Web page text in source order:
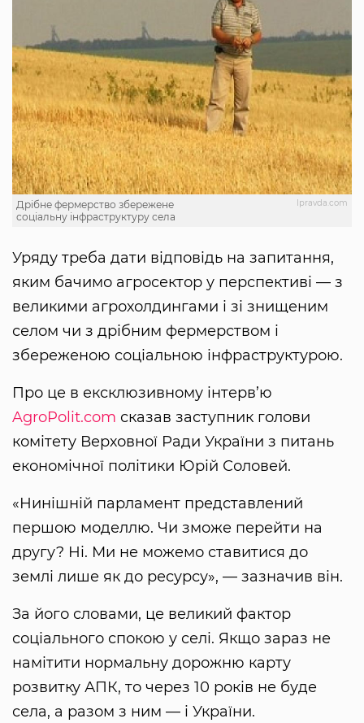
lpravda.com
Дрібне фермерство збережене
соціальну інфраструктуру села
Уряду треба дати відповідь на запитання,
яким бачимо агросектор у перспективі — з
великими агрохолдингами і зі знищеним
селом чи з дрібним фермерством і
збереженою соціальною інфраструктурою.
Про це в ексклюзивному інтерв’ю
AgroPolit.com сказав заступник голови
комітету Верховної Ради України з питань
економічної політики Юрій Соловей.
«Нинішній парламент представлений
першою моделлю. Чи зможе перейти на
другу? Ні. Ми не можемо ставитися до
землі лише як до ресурсу», — зазначив він.
За його словами, це великий фактор
соціального спокою у селі. Якщо зараз не
намітити нормальну дорожню карту
розвитку АПК, то через 10 років не буде
села, а разом з ним — і України.